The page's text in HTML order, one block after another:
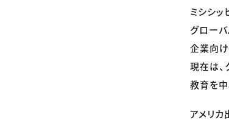
ミシシッ
グロー
企業向け
現在は、
教育を中
アメリカ